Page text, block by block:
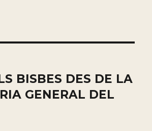
BISBES DES DE LA
GENERAL DEL